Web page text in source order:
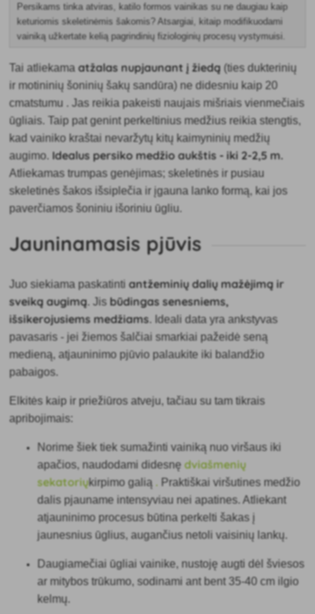
Persikams tinka atviras, katilo formos vainikas su ne daugiau kaip
keturiomis skeletinėmis šakomis? Atsargiai, kitaip modifikuodami
vainiką užkertate kelią pagrindinių fiziologinių procesų vystymuisi.
Tai atliekamaatžalas nupjaunant į žiedą (ties dukterinių
ir motininių šoninių šakų sandūra) ne didesniu kaip20
cmatstumu . Jas reikia pakeisti naujais mišriais vienmečiais
ūgliais. Taip pat genint perkeltinius medžius reikia stengtis,
kad vainiko kraštai nevaržytų kitų kaimyninių medžių
augimo.Idealus persiko medžio aukštis - iki 2-2,5 m.
Atliekamas trumpas genėjimas; skeletinės ir pusiau
skeletinės šakos išsiplečia ir įgauna lanko formą, kai jos
paverčiamos šoniniu išoriniu ūgliu.
Jauninamasis pjūvis
Juo siekiama paskatintiantžeminių dalių mažėjimą ir
sveiką augimą. Jis būdingas senesniems,
išsikerojusiems medžiams. Ideali data yra ankstyvas
pavasaris - jei žiemos šalčiai smarkiai pažeidė seną
medieną, atjauninimo pjūvio palaukite iki balandžio
pabaigos.
Elkitės kaip ir priežiūros atveju, tačiau su tam tikrais
apribojimais:
Norime šiek tiek sumažinti vainiką nuo viršaus iki
apačios, naudodami didesnędviašmenių
sekatoriųkirpimo galią . Praktiškai viršutines medžio
dalis pjauname intensyviau nei apatines. Atliekant
atjauninimo procesus būtina perkelti šakas į
jaunesnius ūglius, augančius netoli vaisinių lankų.
Daugiamečiai ūgliai vainike, nustoję augti dėl šviesos
ar mitybos trūkumo, sodinami ant bent 35-40 cm ilgio
kelmų.